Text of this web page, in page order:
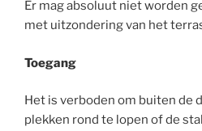
Er mag absoluut niet worden
met uitzondering van het
Toegang
Het is verboden om buiten de
plekken rond te lopen of de